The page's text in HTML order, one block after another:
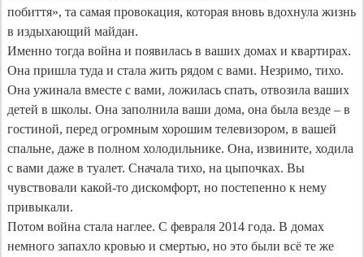
побиття», та самая провокация, которая вновь вдохнула жизнь
в издыхающий майдан.
Именно тогда война и появилась в ваших домах и квартирах.
Она пришла туда и стала жить рядом с вами. Незримо, тихо.
Она ужинала вместе с вами, ложилась спать, отвозила ваших
детей в школы. Она заполнила ваши дома, она была везде – в
гостиной, перед огромным хорошим телевизором, в вашей
спальне, даже в полном холодильнике. Она, извините, ходила
с вами даже в туалет. Сначала тихо, на цыпочках. Вы
чувствовали какой-​то дискомфорт, но постепенно к нему
привыкали.
Потом война стала наглее. С февраля 2014 года. В домах
немного запахло кровью и смертью, но это были всё те же